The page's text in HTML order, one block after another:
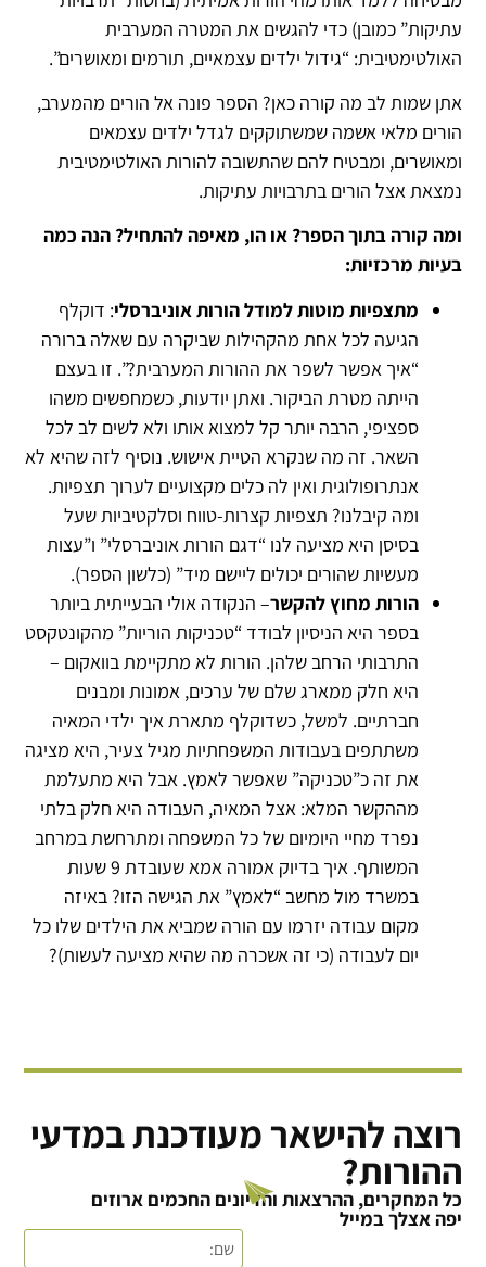
עתיקות” כמובן) כדי להגשים את המטרה המערבית
האולטימטיבית: “גידול ילדים עצמאיים, תורמים ומאושרים”.
אתן שמות לב מה קורה כאן? הספר פונה אל הורים מהמערב,
הורים מלאי אשמה שמשתוקקים לגדל ילדים עצמאים
ומאושרים, ומבטיח להם שהתשובה להורות האולטימטיבית
נמצאת אצל הורים בתרבויות עתיקות.
ומה קורה בתוך הספר? או הו, מאיפה להתחיל? הנה כמה
בעיות מרכזיות:
מתצפיות מוטות למודל הורות אוניברסלי: דוקלף
הגיעה לכל אחת מהקהילות שביקרה עם שאלה ברורה
“איך אפשר לשפר את ההורות המערבית?”. זו בעצם
הייתה מטרת הביקור. ואתן יודעות, כשמחפשים משהו
ספציפי, הרבה יותר קל למצוא אותו ולא לשים לב לכל
השאר. זה מה שנקרא הטיית אישוש. נוסיף לזה שהיא לא
אנתרופולוגית ואין לה כלים מקצועיים לערוך תצפיות.
ומה קיבלנו? תצפיות קצרות-טווח וסלקטיביות שעל
בסיסן היא מציעה לנו “דגם הורות אוניברסלי” ו”עצות
מעשיות שהורים יכולים ליישם מיד” (כלשון הספר).
הורות מחוץ להקשר– הנקודה אולי הבעייתית ביותר
בספר היא הניסיון לבודד “טכניקות הוריות” מהקונטקסט
התרבותי הרחב שלהן. הורות לא מתקיימת בוואקום –
היא חלק ממארג שלם של ערכים, אמונות ומבנים
חברתיים. למשל, כשדוקלף מתארת איך ילדי המאיה
משתתפים בעבודות המשפחתיות מגיל צעיר, היא מציגה
את זה כ”טכניקה” שאפשר לאמץ. אבל היא מתעלמת
מההקשר המלא: אצל המאיה, העבודה היא חלק בלתי
נפרד מחיי היומיום של כל המשפחה ומתרחשת במרחב
המשותף. איך בדיוק אמורה אמא שעובדת 9 שעות
במשרד מול מחשב “לאמץ” את הגישה הזו? באיזה
מקום עבודה יזרמו עם הורה שמביא את הילדים שלו כל
יום לעבודה (כי זה אשכרה מה שהיא מציעה לעשות)?
רוצה להישאר מעודכנת במדעי
ההורות?
כל המחקרים, ההרצאות והדיונים החכמים ארוזים
יפה אצלך במייל